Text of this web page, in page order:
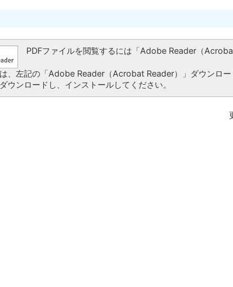
PDFファイルを閲覧するには「Adobe Reader（
、左記の「Adobe Reader（Acrobat Reader）」ダウンロー
ウンロードし、インストールしてください。